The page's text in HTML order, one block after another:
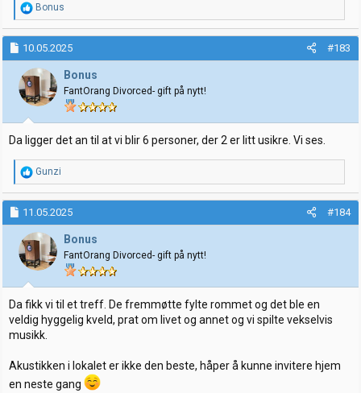
R
e
a
k
s
j
o
n
e
r
:
Bonus
10.05.2025 #183
Bonus
FantOrang Divorced- gift på nytt!
Da ligger det an til at vi blir 6 personer, der 2 er litt usikre. Vi ses.
R
e
a
k
s
j
o
n
e
r
:
Gunzi
11.05.2025 #184
Bonus
FantOrang Divorced- gift på nytt!
Da fikk vi til et treff. De fremmøtte fylte rommet og det ble en
veldig hyggelig kveld, prat om livet og annet og vi spilte vekselvis
musikk.
Akustikken i lokalet er ikke den beste, håper å kunne invitere hjem
en neste gang